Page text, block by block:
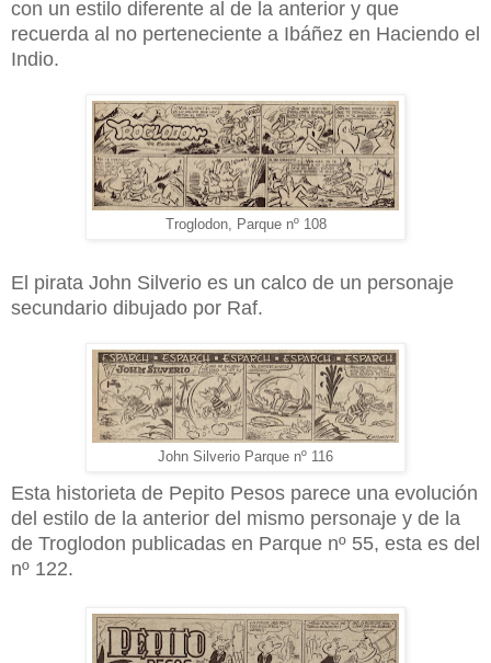
con un estilo diferente al de la anterior y que
recuerda al no perteneciente a Ibáñez en Haciendo el
Indio.
Troglodon, Parque nº 108
El pirata John Silverio es un calco de un personaje
secundario dibujado por Raf.
John Silverio Parque nº 116
Esta historieta de Pepito Pesos parece una evolución
del estilo de la anterior del mismo personaje y de la
de Troglodon publicadas en Parque nº 55, esta es del
nº 122.